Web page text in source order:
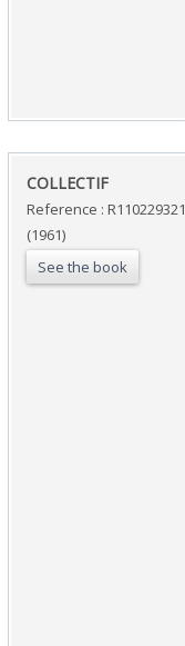
‎COLLECTIF‎
Reference : R110229321
(1961)
See the book